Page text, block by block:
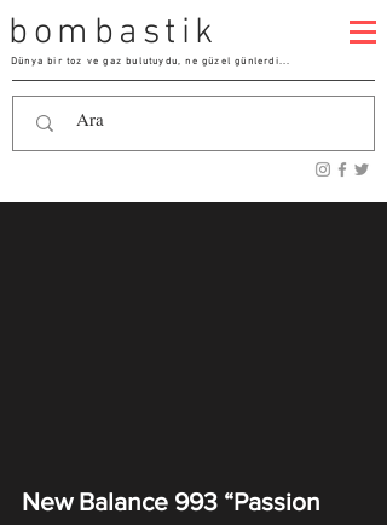
bombastik
Dünya bir toz ve gaz bulutuydu, ne güzel günlerdi...
New Balance 993 “Passion